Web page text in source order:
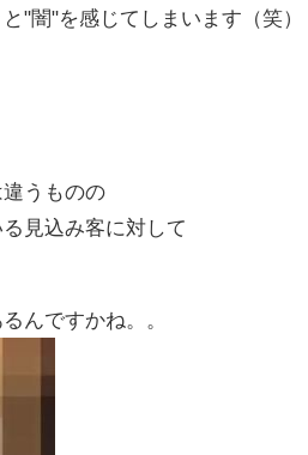
"闇"を感じてしまいます（笑）
うものの
見込み客に対して
んですかね。。